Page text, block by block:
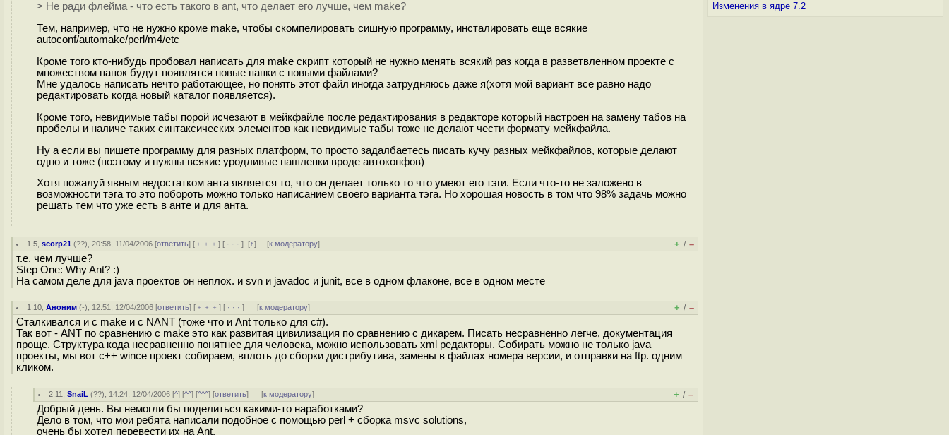
> Не ради флейма - что есть такого в ant, что делает его лучше, чем make?
Тем, например, что не нужно кроме make, чтобы скомпелировать сишную программу, инсталировать еще всякие
autoconf/automake/perl/m4/etc
Кроме того кто-нибудь пробовал написать для make скрипт который не нужно менять всякий раз когда в разветвленном проекте с
множеством папок будут появлятся новые папки с новыми файлами?
Мне удалось написать нечто работающее, но понять этот файл иногда затрудняюсь даже я(хотя мой вариант все равно надо
редактировать когда новый каталог появляется).
Кроме того, невидимые табы порой исчезают в мейкфайле после редактирования в редакторе который настроен на замену табов на
пробелы и наличе таких синтаксических элементов как невидимые табы тоже не делают чести формату мейкфайла.
Ну а если вы пишете программу для разных платформ, то просто задалбаетесь писать кучу разных мейкфайлов, которые делают
одно и тоже (поэтому и нужны всякие уродливые нашлепки вроде автоконфов)
Хотя пожалуй явным недостатком анта является то, что он делает только то что умеют его тэги. Если что-то не заложено в
возможности тэга то это побороть можно только написанием своего варианта тэга. Но хорошая новость в том что 98% задачь можно
решать тем что уже есть в анте и для анта.
1.5 ,scorp21 (??), 20:58, 11/04/2006 [ответить] [ ﹢﹢﹢] [ · · ·][↑] [к модератору] + / –
т.е. чем лучше?
Step One: Why Ant? :)
На самом деле для java проектов он неплох. и svn и javadoc и junit, все в одном флаконе, все в одном месте
1.10 ,Аноним (-), 12:51, 12/04/2006 [ответить] [ ﹢﹢﹢] [ · · ·] [к модератору] + / –
Сталкивался и с make и с NANT (тоже что и Ant только для c#).
Так вот - ANT по сравнению с make это как развитая цивилизация по сравнению с дикарем. Писать несравненно легче, документация
проще. Структура кода несравненно понятнее для человека, можно использовать xml редакторы. Собирать можно не только java
проекты, мы вот с++ wince проект собираем, вплоть до сборки дистрибутива, замены в файлах номера версии, и отправки на ftp. одним
кликом.
2.11 ,SnaiL (??), 14:24, 12/04/2006 [^] [^^] [^^^] [ответить] [к модератору] + / –
Добрый день. Вы немогли бы поделиться какими-то наработками?
Дело в том, что мои ребята написали подобное с помощью perl + сборка msvc solutions,
очень бы хотел перевести их на Ant.
Изменения в ядре 7.2